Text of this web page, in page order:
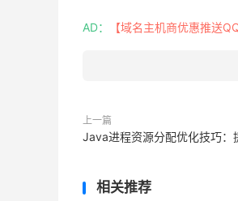
AD： 【域名主机商优惠推送
上一篇
Java进程资源分配优化技巧：
相关推荐